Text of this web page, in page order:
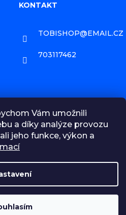
Vám umožnili
a díky analýze provozu
jeho funkce, výkon a
50 % na dětské oblečení a
– každý si u nás vybere!
KONTAKT
TOBISHOP@EMAIL.CZ
703117462